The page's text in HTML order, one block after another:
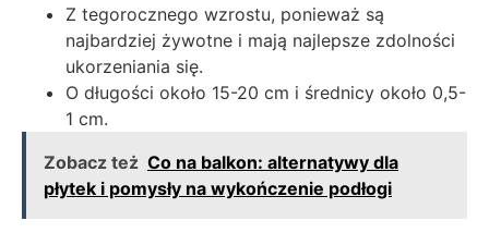
Z tegorocznego wzrostu, ponieważ są
najbardziej żywotne i mają najlepsze zdolności
ukorzeniania się.
O długości około 15-20 cm i średnicy około 0,5-
1 cm.
Zobacz też Co na balkon: alternatywy dla
płytek i pomysły na wykończenie podłogi